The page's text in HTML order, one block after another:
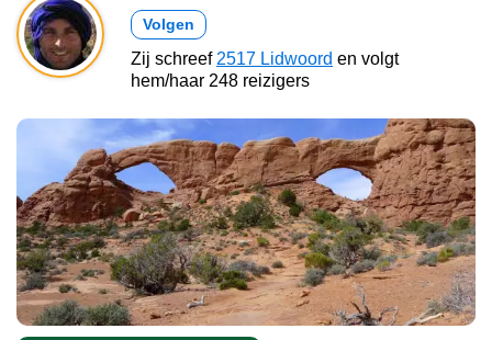
Volgen
Zij schreef 2517 Lidwoord en volgt
hem/haar 248 reizigers